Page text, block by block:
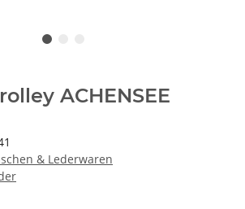
ACHENSEE
& Lederwaren